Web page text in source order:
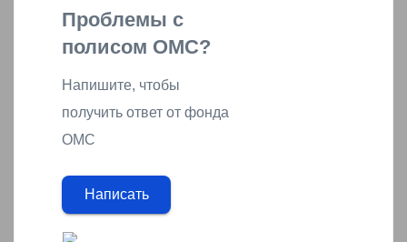
Проблемы с
полисом ОМС?
Напишите, чтобы
получить ответ от фонда
ОМС
Написать